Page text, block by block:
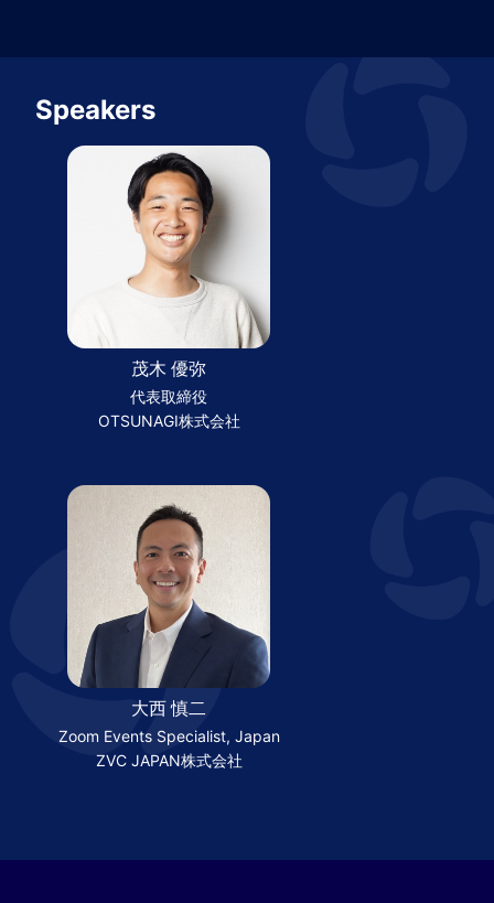
Speakers
茂木 優弥
代表取締役
OTSUNAGI株式会社
大西 慎二
Zoom Events Specialist, Japan
ZVC JAPAN株式会社